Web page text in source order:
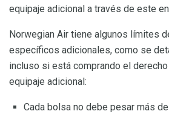
equipaje adicional a través de este
Norwegian Air tiene algunos límites
específicos adicionales, como se
incluso si está comprando el
equipaje adicional:
Cada bolsa no debe pesar más